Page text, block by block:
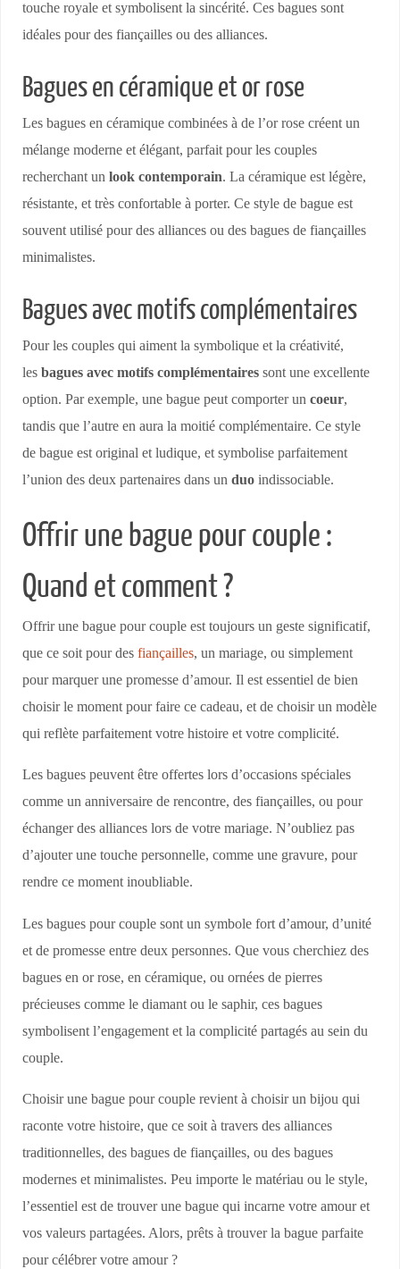
touche royale et symbolisent la sincérité. Ces bagues sont
idéales pour des fiançailles ou des alliances.
Bagues en céramique et or rose
Les bagues en céramique combinées à de l’or rose créent un
mélange moderne et élégant, parfait pour les couples
recherchant unlook contemporain. La céramique est légère,
résistante, et très confortable à porter. Ce style de bague est
souvent utilisé pour des alliances ou des bagues de fiançailles
minimalistes.
Bagues avec motifs complémentaires
Pour les couples qui aiment la symbolique et la créativité,
lesbagues avec motifs complémentaires sont une excellente
option. Par exemple, une bague peut comporter uncoeur,
tandis que l’autre en aura la moitié complémentaire. Ce style
de bague est original et ludique, et symbolise parfaitement
l’union des deux partenaires dans unduo indissociable.
Offrir une bague pour couple :
Quand et comment ?
Offrir une bague pour couple est toujours un geste significatif,
que ce soit pour desfiançailles, un mariage, ou simplement
pour marquer une promesse d’amour. Il est essentiel de bien
choisir le moment pour faire ce cadeau, et de choisir un modèle
qui reflète parfaitement votre histoire et votre complicité.
Les bagues peuvent être offertes lors d’occasions spéciales
comme un anniversaire de rencontre, des fiançailles, ou pour
échanger des alliances lors de votre mariage. N’oubliez pas
d’ajouter une touche personnelle, comme une gravure, pour
rendre ce moment inoubliable.
Les bagues pour couple sont un symbole fort d’amour, d’unité
et de promesse entre deux personnes. Que vous cherchiez des
bagues en or rose, en céramique, ou ornées de pierres
précieuses comme le diamant ou le saphir, ces bagues
symbolisent l’engagement et la complicité partagés au sein du
couple.
Choisir une bague pour couple revient à choisir un bijou qui
raconte votre histoire, que ce soit à travers des alliances
traditionnelles, des bagues de fiançailles, ou des bagues
modernes et minimalistes. Peu importe le matériau ou le style,
l’essentiel est de trouver une bague qui incarne votre amour et
vos valeurs partagées. Alors, prêts à trouver la bague parfaite
pour célébrer votre amour ?